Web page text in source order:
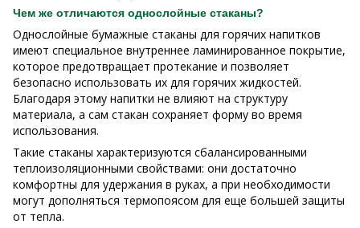
Чем же отличаются однослойные стаканы?
Однослойные бумажные стаканы для горячих напитков
имеют специальное внутреннее ламинированное покрытие,
которое предотвращает протекание и позволяет
безопасно использовать их для горячих жидкостей.
Благодаря этому напитки не влияют на структуру
материала, а сам стакан сохраняет форму во время
использования.
Такие стаканы характеризуются сбалансированными
теплоизоляционными свойствами: они достаточно
комфортны для удержания в руках, а при необходимости
могут дополняться термопоясом для еще большей защиты
от тепла.